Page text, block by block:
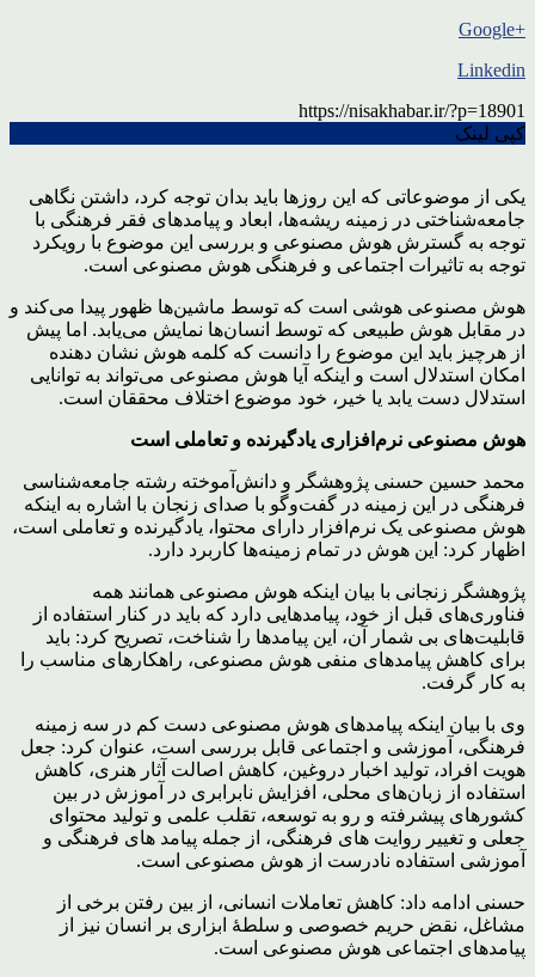
+Google
Linkedin
https://nisakhabar.ir/?p=18901
کپی لینک
یکی از موضوعاتی که این روزها باید بدان توجه کرد، داشتن نگاهی
جامعه‌شناختی در زمینه ریشه‌ها، ابعاد و پیامدهای فقر فرهنگی با
توجه به گسترش هوش مصنوعی و بررسی این موضوع با رویکرد
توجه به تاثیرات اجتماعی و فرهنگی هوش مصنوعی است.
هوش مصنوعی هوشی است که توسط ماشین‌ها ظهور پیدا می‌کند و
در مقابل هوش طبیعی که توسط انسان‌ها نمایش می‌یابد. اما پیش
از هرچیز باید این موضوع را دانست که کلمه هوش نشان دهنده
امکان استدلال است و اینکه آیا هوش مصنوعی می‌تواند به توانایی
استدلال دست یابد یا خیر، خود موضوع اختلاف محققان است.
هوش مصنوعی نرم‌افزاری یادگیرنده و تعاملی است
محمد حسین حسنی پژوهشگر و دانش‌آموخته رشته جامعه‌شناسی
فرهنگی در این زمینه در گفت‌و‌گو با صدای زنجان با اشاره به اینکه
هوش مصنوعی یک نرم‌افزار دارای محتوا، یادگیرنده و تعاملی است،
اظهار کرد: این هوش در تمام زمینه‌ها کاربرد دارد.
پژوهشگر زنجانی با بیان اینکه هوش مصنوعی همانند همه
فناوری‌های قبل از خود، پیامدهایی دارد که باید در کنار استفاده از
قابلیت‌های بی شمار آن، این پیامدها را شناخت، تصریح کرد: باید
برای کاهش پیامدهای منفی هوش مصنوعی، راهکارهای مناسب را
به کار گرفت.
وی با بیان اینکه پیامدهای هوش مصنوعی دست کم در سه زمینه
فرهنگی، آموزشی و اجتماعی قابل بررسی است، عنوان کرد: جعل
هویت افراد، تولید اخبار دروغین، کاهش اصالت آثار هنری، کاهش
استفاده از زبان‌های محلی، افزایش نابرابری در آموزش در بین
کشورهای پیشرفته و رو به توسعه، تقلب علمی و تولید محتوای
جعلی و تغییر روایت های فرهنگی، از جمله پیامد های فرهنگی و
آموزشی استفاده نادرست از هوش مصنوعی است.
حسنی ادامه داد: کاهش تعاملات انسانی، از بین رفتن برخی از
مشاغل، نقض حریم خصوصی و سلطۀ ابزاری بر انسان نیز از
پیامدهای اجتماعی هوش مصنوعی است.